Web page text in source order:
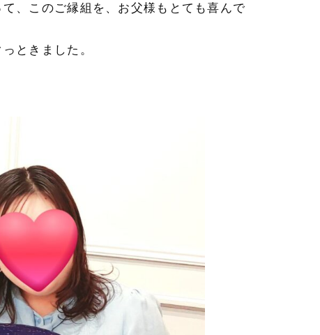
、このご縁組を、お父様もとても喜んで
ときました。